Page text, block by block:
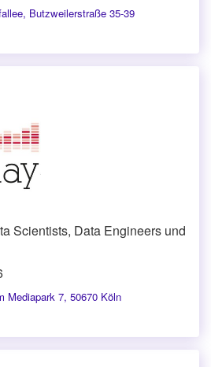
Butzweilerstraße 35-39
Scientists, Data Engineers und
Mediapark 7, 50670 Köln